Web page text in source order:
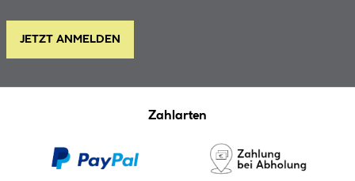
JETZT ANMELDEN
Zahlarten